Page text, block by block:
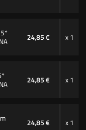
24,85 € x 1
24,85 € x 1
24,85 € x 1